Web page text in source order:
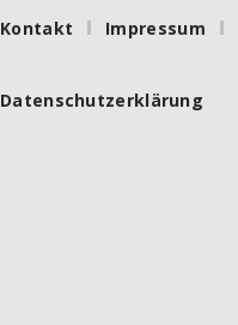
Kontakt Impressum
Datenschutzerklärung